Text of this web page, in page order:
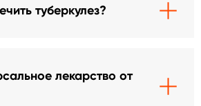
туберкулез?
лекарство от